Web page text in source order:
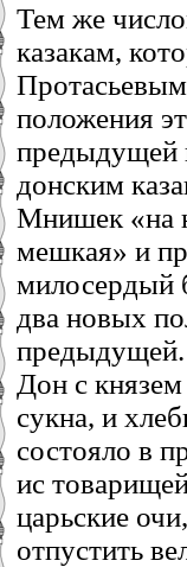
Тем же
казакам,
положения
предыдущей
донским
Мнишек «на
мешкая» и
милосердый
два новых
предыдущей.
Дон с
сукна, и
состояло в
ис
царьские
отпустить